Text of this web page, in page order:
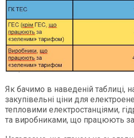
Як бачимо в наведеній таблиці,
закупівельні ціни для
тепловими електростанціями,
та виробниками, що працюють